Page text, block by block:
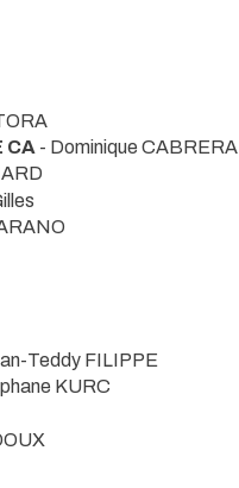
CA - Dominique CABRERA
Teddy FILIPPE
KURC